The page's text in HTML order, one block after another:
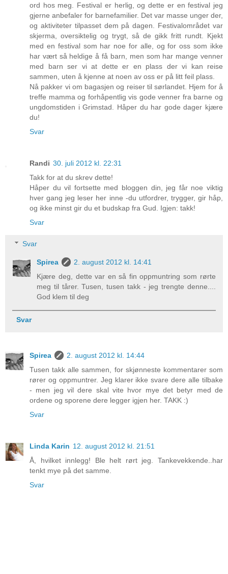
ord hos meg. Festival er herlig, og dette er en festival jeg
gjerne anbefaler for barnefamilier. Det var masse unger der,
og aktiviteter tilpasset dem på dagen. Festivalområdet var
skjerma, oversiktelig og trygt, så de gikk fritt rundt. Kjekt
med en festival som har noe for alle, og for oss som ikke
har vært så heldige å få barn, men som har mange venner
med barn ser vi at dette er en plass der vi kan reise
sammen, uten å kjenne at noen av oss er på litt feil plass.
Nå pakker vi om bagasjen og reiser til sørlandet. Hjem for å
treffe mamma og forhåpentlig vis gode venner fra barne og
ungdomstiden i Grimstad. Håper du har gode dager kjære
du!
Svar
Randi 30. juli 2012 kl. 22:31
Takk for at du skrev dette!
Håper du vil fortsette med bloggen din, jeg får noe viktig
hver gang jeg leser her inne -du utfordrer, trygger, gir håp,
og ikke minst gir du et budskap fra Gud. Igjen: takk!
Svar
Svar
Spirea
2. august 2012 kl. 14:41
Kjære deg, dette var en så fin oppmuntring som rørte
meg til tårer. Tusen, tusen takk - jeg trengte denne....
God klem til deg
Svar
Spirea
2. august 2012 kl. 14:44
Tusen takk alle sammen, for skjønneste kommentarer som
rører og oppmuntrer. Jeg klarer ikke svare dere alle tilbake
- men jeg vil dere skal vite hvor mye det betyr med de
ordene og sporene dere legger igjen her. TAKK :)
Svar
Linda Karin 12. august 2012 kl. 21:51
Å, hvilket innlegg! Ble helt rørt jeg. Tankevekkende..har
tenkt mye på det samme.
Svar